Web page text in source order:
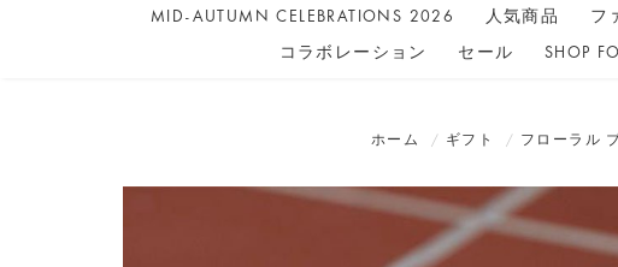
MID-AUTUMN CELEBRATIONS 2026 人気商品 フ
コラボレーション セール SHOP
ホーム ギフト フローラル